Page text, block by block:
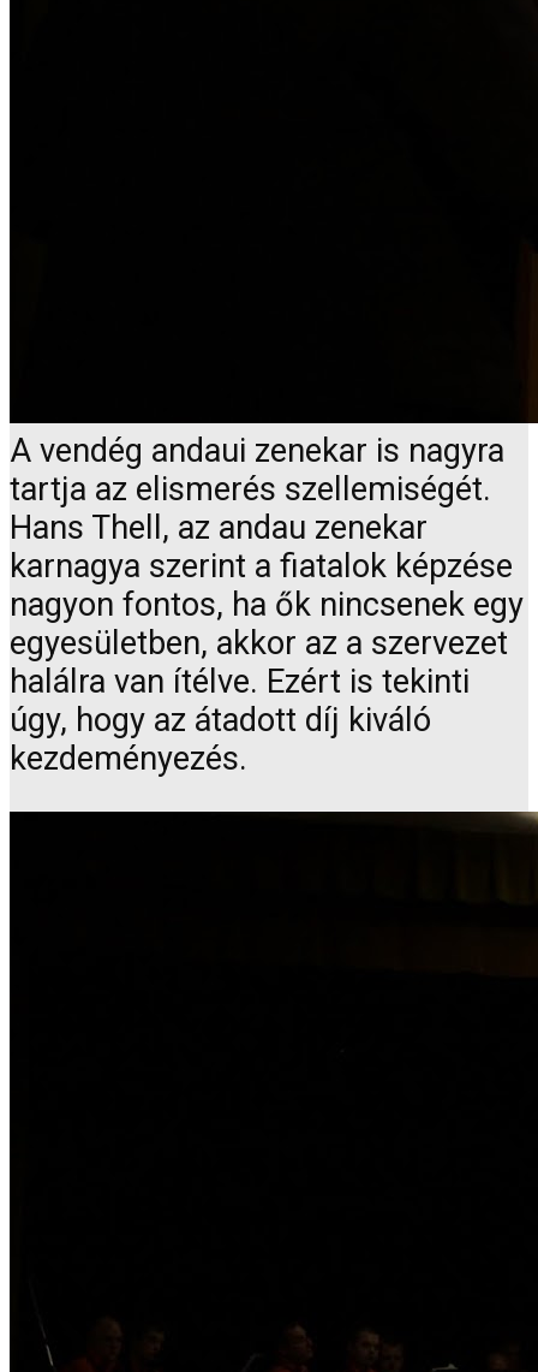
A vendég andaui zenekar is nagyra
tartja az elismerés szellemiségét.
Hans Thell, az andau zenekar
karnagya szerint a fiatalok képzése
nagyon fontos, ha ők nincsenek egy
egyesületben, akkor az a szervezet
halálra van ítélve. Ezért is tekinti
úgy, hogy az átadott díj kiváló
kezdeményezés.